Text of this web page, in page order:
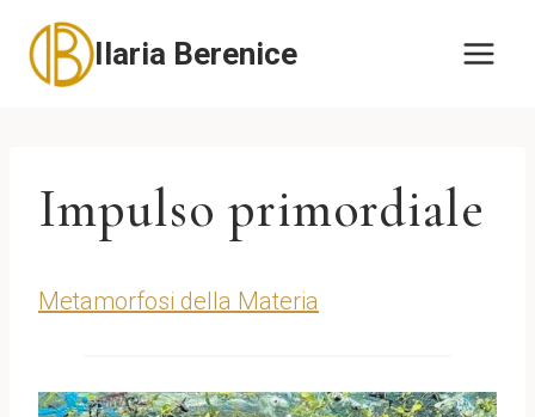
Salta
contenuto
Ilaria Berenice
Impulso primordiale
Metamorfosi della Materia